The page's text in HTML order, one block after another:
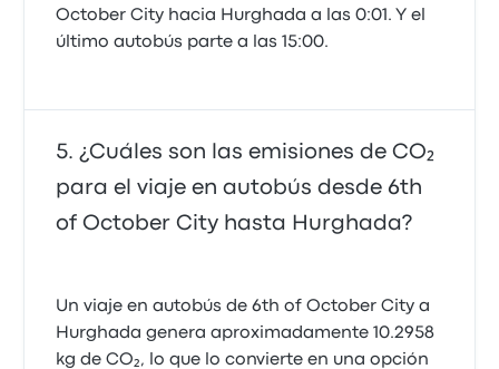
October City hacia Hurghada a las 0:01. Y el
último autobús parte a las 15:00.
¿Cuáles son las emisiones de CO₂
para el viaje en autobús desde 6th
of October City hasta Hurghada?
Un viaje en autobús de 6th of October City a
Hurghada genera aproximadamente 10.2958
kg de CO₂, lo que lo convierte en una opción